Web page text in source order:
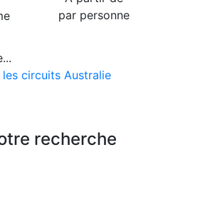
par personne
circuits Australie
recherche